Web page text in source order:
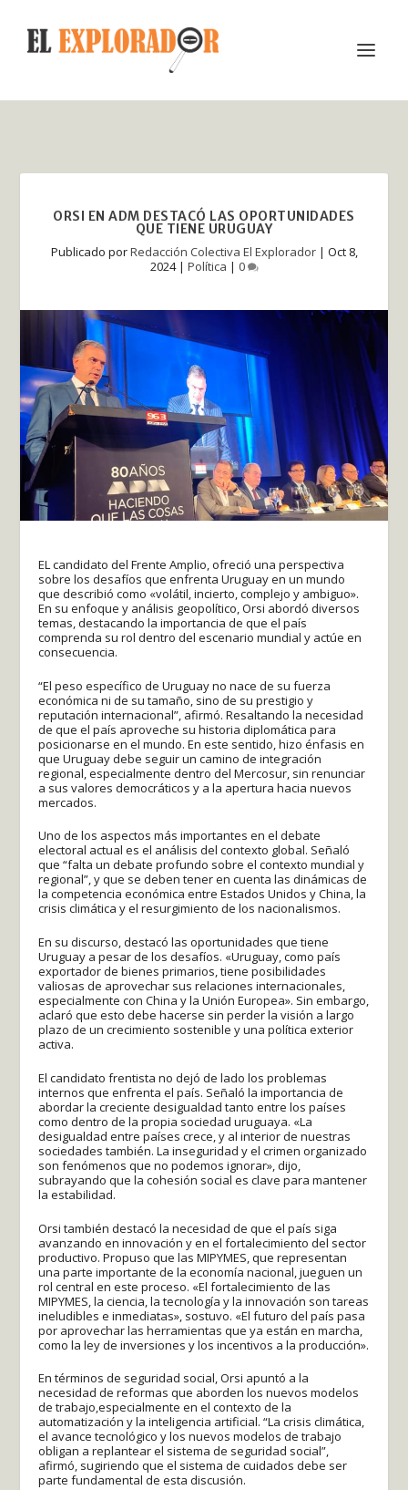
ORSI EN ADM DESTACÓ LAS OPORTUNIDADES
QUE TIENE URUGUAY
Publicado porRedacción Colectiva El Explorador| Oct 8,
2024| Política | 0
EL candidato del Frente Amplio, ofreció una perspectiva
sobre los desafíos que enfrenta Uruguay en un mundo
que describió como «volátil, incierto, complejo y ambiguo».
En su enfoque y análisis geopolítico, Orsi abordó diversos
temas, destacando la importancia de que el país
comprenda su rol dentro del escenario mundial y actúe en
consecuencia.
“El peso específico de Uruguay no nace de su fuerza
económica ni de su tamaño, sino de su prestigio y
reputación internacional”, afirmó. Resaltando la necesidad
de que el país aproveche su historia diplomática para
posicionarse en el mundo. En este sentido, hizo énfasis en
que Uruguay debe seguir un camino de integración
regional, especialmente dentro del Mercosur, sin renunciar
a sus valores democráticos y a la apertura hacia nuevos
mercados.
Uno de los aspectos más importantes en el debate
electoral actual es el análisis del contexto global. Señaló
que “falta un debate profundo sobre el contexto mundial y
regional”, y que se deben tener en cuenta las dinámicas de
la competencia económica entre Estados Unidos y China, la
crisis climática y el resurgimiento de los nacionalismos.
En su discurso, destacó las oportunidades que tiene
Uruguay a pesar de los desafíos. «Uruguay, como país
exportador de bienes primarios, tiene posibilidades
valiosas de aprovechar sus relaciones internacionales,
especialmente con China y la Unión Europea». Sin embargo,
aclaró que esto debe hacerse sin perder la visión a largo
plazo de un crecimiento sostenible y una política exterior
activa.
El candidato frentista no dejó de lado los problemas
internos que enfrenta el país. Señaló la importancia de
abordar la creciente desigualdad tanto entre los países
como dentro de la propia sociedad uruguaya. «La
desigualdad entre países crece, y al interior de nuestras
sociedades también. La inseguridad y el crimen organizado
son fenómenos que no podemos ignorar», dijo,
subrayando que la cohesión social es clave para mantener
la estabilidad.
Orsi también destacó la necesidad de que el país siga
avanzando en innovación y en el fortalecimiento del sector
productivo. Propuso que las MIPYMES, que representan
una parte importante de la economía nacional, jueguen un
rol central en este proceso. «El fortalecimiento de las
MIPYMES, la ciencia, la tecnología y la innovación son tareas
ineludibles e inmediatas», sostuvo. «El futuro del país pasa
por aprovechar las herramientas que ya están en marcha,
como la ley de inversiones y los incentivos a la producción».
En términos de seguridad social, Orsi apuntó a la
necesidad de reformas que aborden los nuevos modelos
de trabajo,especialmente en el contexto de la
automatización y la inteligencia artificial. “La crisis climática,
el avance tecnológico y los nuevos modelos de trabajo
obligan a replantear el sistema de seguridad social”,
afirmó, sugiriendo que el sistema de cuidados debe ser
parte fundamental de esta discusión.